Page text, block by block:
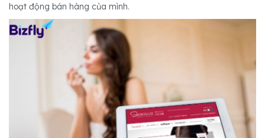
hoạt động bán hàng của mình.